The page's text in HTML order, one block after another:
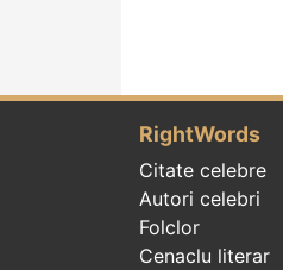
RightWords
Citate celebre
Autori celebri
Folclor
Cenaclu literar